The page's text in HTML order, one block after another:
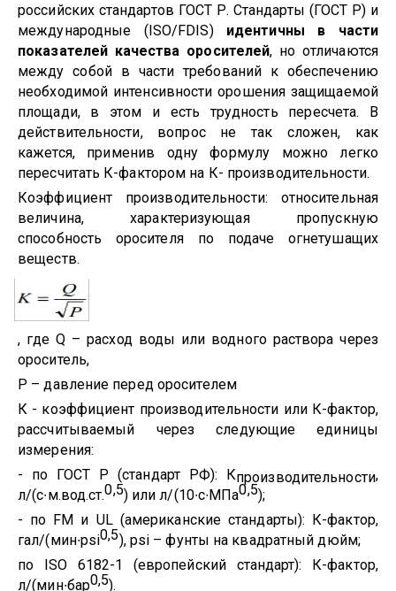
российских стандартов ГОСТ Р. Стандарты (ГОСТ Р) и
международные (ISO/FDIS) идентичны в части
показателей качества оросителей, но отличаются
между собой в части требований к обеспечению
необходимой интенсивности орошения защищаемой
площади, в этом и есть трудность пересчета. В
действительности, вопрос не так сложен, как
кажется, применив одну формулу можно легко
пересчитать К-фактором на К- производительности.
Коэффициент производительности: относительная
величина, характеризующая пропускную
способность оросителя по подаче огнетушащих
веществ.
, где Q – расход воды или водного раствора через
ороситель,
Р – давление перед оросителем
К - коэффициент производительности или К-фактор,
рассчитываемый через следующие единицы
измерения:
- по ГОСТ Р (стандарт РФ): Кпроизводительности,
л/(с∙м.вод.ст.0,5) или л/(10∙с∙МПа0,5);
- по FM и UL (американские стандарты): К-фактор,
гал/(мин∙psi0,5), psi – фунты на квадратный дюйм;
по ISO 6182-1 (европейский стандарт): К-фактор,
л/(мин∙бар0,5).